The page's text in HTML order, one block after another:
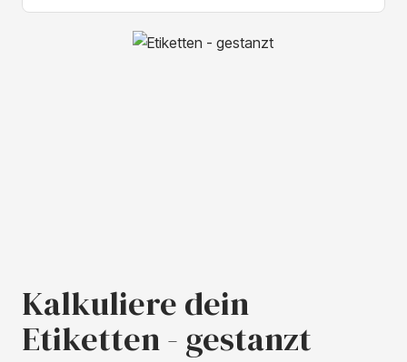
Bildergalerie überspringen
Kalkuliere dein
Etiketten - gestanzt